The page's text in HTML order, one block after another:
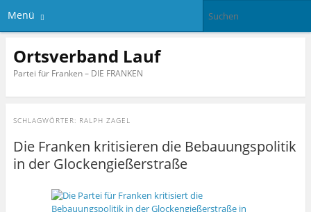
Menü
Ortsverband Lauf
Partei für Franken – DIE FRANKEN
SCHLAGWÖRTER: RALPH ZAGEL
Die Franken kritisieren die Bebauungspolitik
in der Glockengießerstraße